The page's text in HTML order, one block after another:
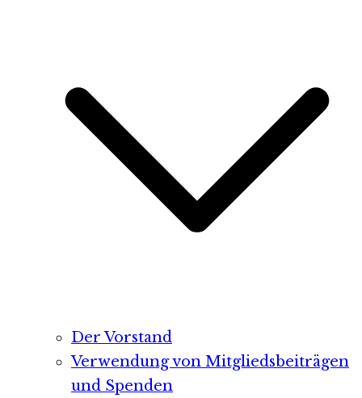
Der Vorstand
Verwendung von Mitgliedsbeiträgen
und Spenden